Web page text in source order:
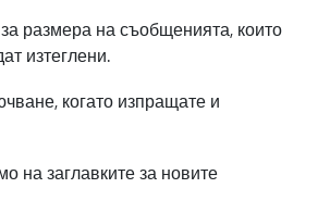
размера на съобщенията, които
изтеглени.
когато изпращате и
на заглавките за новите